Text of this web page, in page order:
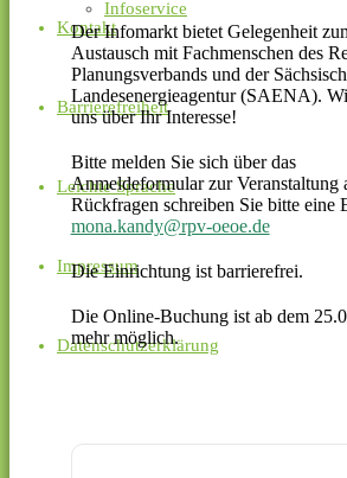
Infoservice
Kontakt
Barrierefreiheit
Leichte Sprache
Impressum
Datenschutzerklärung
Der Infomarkt bietet Gelegenheit
Austausch mit Fachmenschen des
Planungsverbands und der
Landesenergieagentur (SAENA).
uns über Ihr Interesse!
Bitte melden Sie sich über das
Anmeldeformular zur Veranstaltung
Rückfragen schreiben Sie bitte eine
mona.kandy@rpv-oeoe.de
Die Einrichtung ist barrierefrei.
Die Online-Buchung ist ab dem
mehr möglich.